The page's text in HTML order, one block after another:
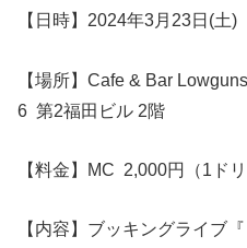
【日時】2024年3月23日
【場所】Cafe & Bar
6 第2福田ビル 2階
【料金】MC 2,000円（1ドリ
【内容】ブッキングライブ